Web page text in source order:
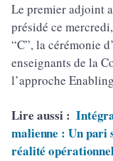
Le premier adjoint
présidé ce
“C”, la cérémonie
enseignants de la
l’approche
Lire aussi :
malienne : Un pari
réalité